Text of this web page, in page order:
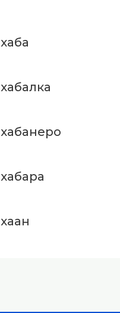
хаба
хабалка
хабанеро
хабара
хаан